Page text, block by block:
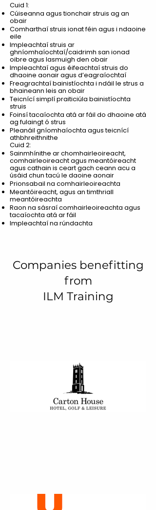
Cuid 1:
Cúiseanna agus tionchair struis ag an
obair
Comharthaí struis ionat féin agus i ndaoine
eile
Impleachtaí struis ar
ghníomhaíochtaí/caidrimh san ionad
oibre agus lasmuigh den obair
Impleachtaí agus éifeachtaí struis do
dhaoine aonair agus d’eagraíochtaí
Freagrachtaí bainistíochta i ndáil le strus a
bhaineann leis an obair
Teicnící simplí praiticiúla bainistíochta
struis
Foinsí tacaíochta atá ar fáil do dhaoine atá
ag fulaingt ó strus
Pleanáil gníomhaíochta agus teicnící
athbhreithnithe
Cuid 2:
Sainmhínithe ar chomhairleoireacht,
comhairleoireacht agus meantóireacht
agus cathain is ceart gach ceann acu a
úsáid chun tacú le daoine aonair
Prionsabail na comhairleoireachta
Meantóireacht, agus an timthriall
meantóireachta
Raon na sásraí comhairleoireachta agus
tacaíochta atá ar fáil
Impleachtaí na rúndachta
Companies benefitting
from
ILM Training